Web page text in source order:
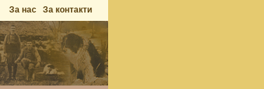
За нас За контакти